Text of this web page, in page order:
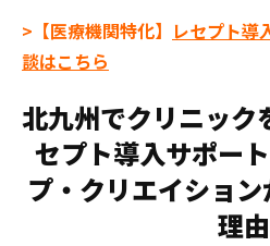
>【医療機関特化】 レセプト導
談はこちら
北九州でクリニック
セプト導入サポー
プ・クリエイショ
理由